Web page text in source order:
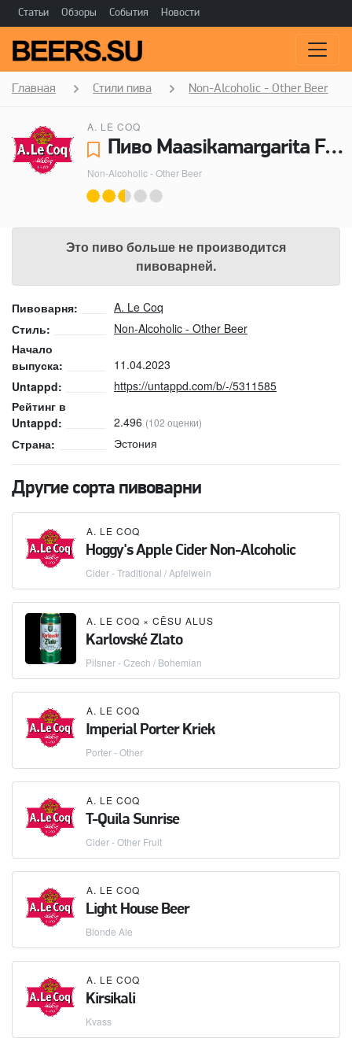
Статьи Обзоры События Новости
Главная Стили пива Non-Alcoholic - Other Beer
A. LE COQ
Пиво Maasikamargarita Fassbrause - A. Le Coq
Non-Alcoholic - Other Beer
Это пиво больше не производится
пивоварней.
Пивоварня:
A. Le Coq
Стиль:
Non-Alcoholic - Other Beer
Начало
выпуска:
11.04.2023
Untappd:
https://untappd.com/b/-/5311585
Рейтинг в
Untappd:
2.496 (102 оценки)
Страна: Эстония
Другие сорта пивоварни
A. LE COQ
Hoggy's Apple Cider Non-Alcoholic
Cider - Traditional / Apfelwein
A. LE COQ × CĒSU ALUS
Karlovské Zlato
Pilsner - Czech / Bohemian
A. LE COQ
Imperial Porter Kriek
Porter - Other
A. LE COQ
T-Quila Sunrise
Cider - Other Fruit
A. LE COQ
Light House Beer
Blonde Ale
A. LE COQ
Kirsikali
Kvass